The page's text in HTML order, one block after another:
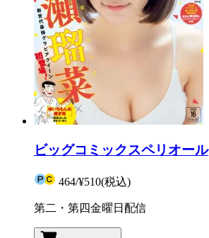
ビッグコミックスペリオール
464/¥510(税込)
第二・第四金曜日配信